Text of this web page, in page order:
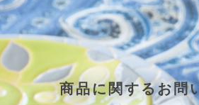
商品に関するお問